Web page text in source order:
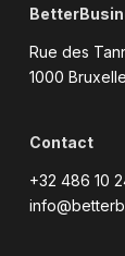
Rue des
1000
Contact
+32 486 10